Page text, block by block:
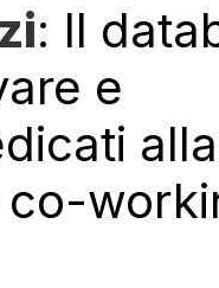
: Il
e
alla
co-